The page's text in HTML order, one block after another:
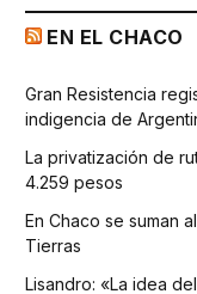
EN EL CHACO
Gran Resistencia
indigencia de
La privatización de
4.259 pesos
En Chaco se suman
Tierras
Lisandro: «La idea